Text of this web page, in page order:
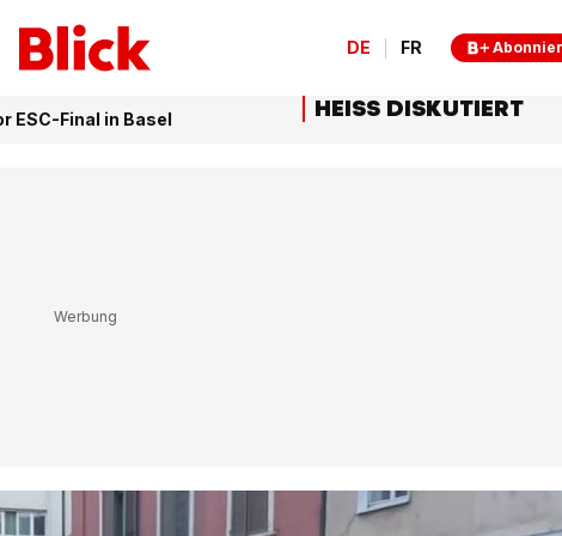
DE FR
ESC-Final in Basel HEISS DISKUTIERT